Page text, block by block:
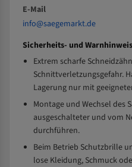
E-Mail
info@saegemarkt.de
Sicherheits- und
Extrem scharfe
Schnittverletzungsgefahr.
Lagerung nur mit
Montage und Wechsel des
ausgeschalteter und vom
durchführen.
Beim Betrieb Schutzbrille
lose Kleidung, Schmuck